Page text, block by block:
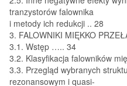
tranzystorów falownika
i metody ich redukcji .. 28
3. FALOWNIKI MIĘKKO
3.1. Wstęp ….. 34
3.2. Klasyfikacja falowników
3.3. Przegląd wybranych
rezonansowym i quasi-